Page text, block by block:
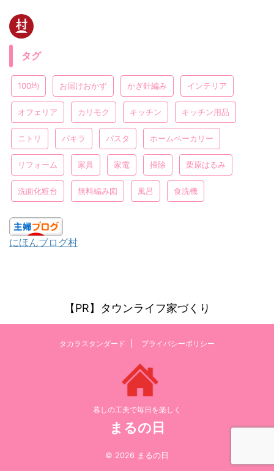
タグ
100均 お届けおかず かぎ針編み インテリア
オフェリア カリモク キッチン キッチン用品
ニトリ パキラ パスタ ホームベーカリー
リフォーム 家具 家電 掃除 栗原はるみ
洗面化粧台 無料編み図 風呂 食洗機
にほんブログ村
【PR】タウンライフ家づくり
タカラスタンダード プライバシーポリシー
暮しの工夫で毎日を楽しく
まるの日
© 2026 まるの日